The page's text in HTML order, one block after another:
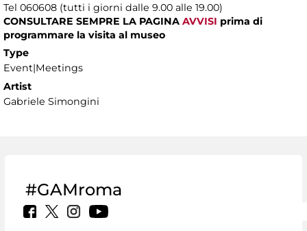
Tel 060608 (tutti i giorni dalle 9.00 alle 19.00)
CONSULTARE SEMPRE LA PAGINA AVVISI prima di
programmare la visita al museo
Type
Event|Meetings
Artist
Gabriele Simongini
#GAMroma